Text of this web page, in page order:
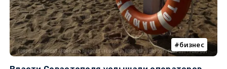
бизнес